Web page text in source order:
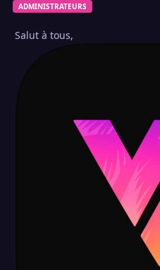
ADMINISTRATEURS
Salut à tous,